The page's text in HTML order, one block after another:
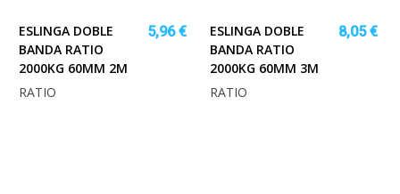
ESLINGA DOBLE
BANDA RATIO
2000KG 60MM 2M
5,96 €
RATIO
ESLINGA DOBLE
BANDA RATIO
2000KG 60MM 3M
8,05 €
RATIO